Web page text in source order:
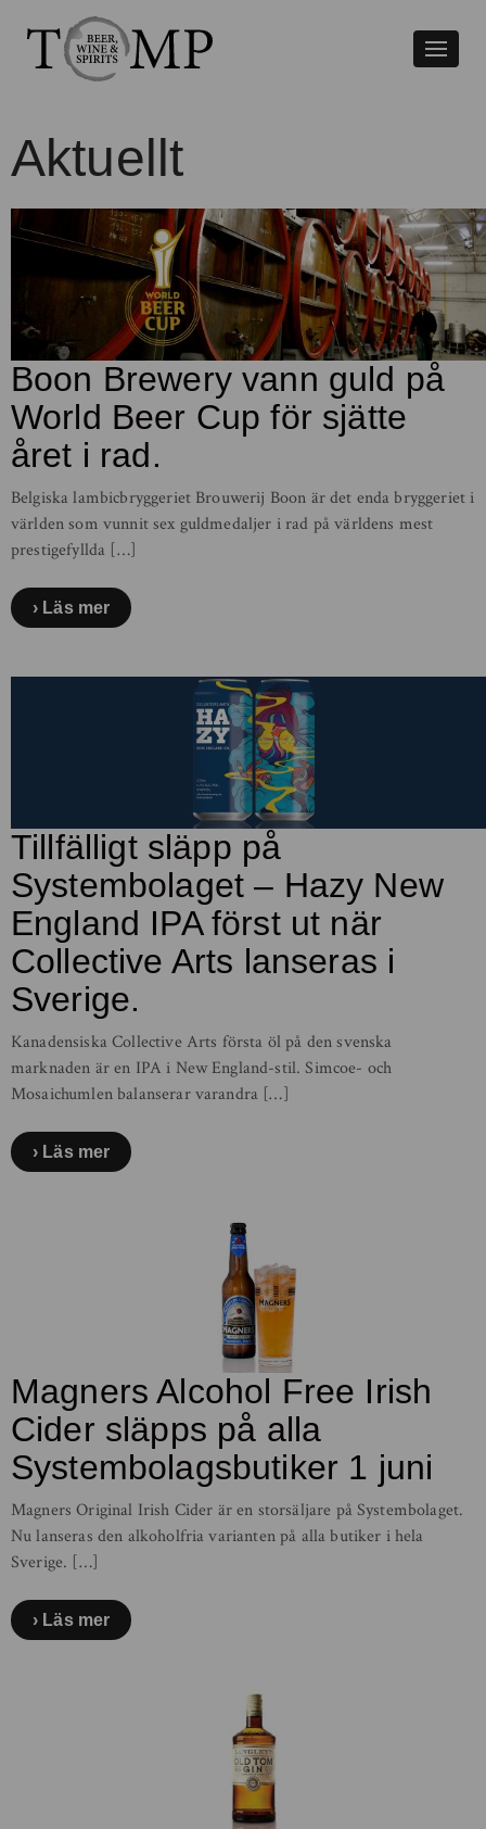
Växla
Aktuellt
Boon Brewery vann guld på
World Beer Cup för sjätte
året i rad.
Belgiska lambicbryggeriet Brouwerij Boon är det enda bryggeriet i
världen som vunnit sex guldmedaljer i rad på världens mest
prestigefyllda […]
Läs mer
Tillfälligt släpp på
Systembolaget – Hazy New
England IPA först ut när
Collective Arts lanseras i
Sverige.
Kanadensiska Collective Arts första öl på den svenska
marknaden är en IPA i New England-stil. Simcoe- och
Mosaichumlen balanserar varandra […]
Läs mer
Magners Alcohol Free Irish
Cider släpps på alla
Systembolagsbutiker 1 juni
Magners Original Irish Cider är en storsäljare på Systembolaget.
Nu lanseras den alkoholfria varianten på alla butiker i hela
Sverige. […]
Läs mer